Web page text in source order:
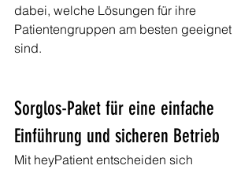
dabei, welche Lösungen für ihre
Patientengruppen am besten geeignet
sind.
Sorglos-Paket für eine einfache
Einführung und sicheren Betrieb
Mit heyPatient entscheiden sich